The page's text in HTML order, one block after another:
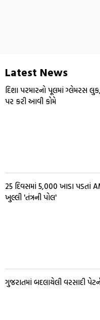
Latest News
દિશા પરમારનો પૂલમાં ગ્લેમરસ
પર કરી આવી કોમે
25 દિવસમાં 5,000 ખાડા પડતાં
ખુલ્લી 'તંત્રની પોલ'
ગુજરાતમાં બદલાયેલી વરસાદી